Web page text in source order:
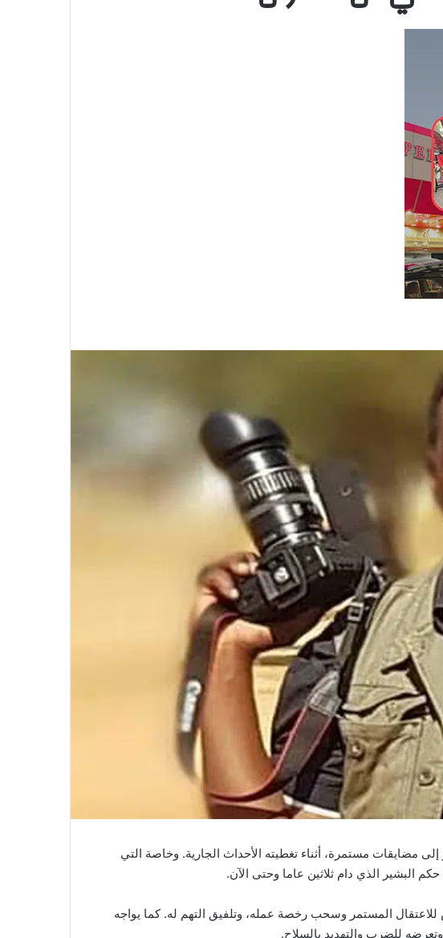
مستمرة، أثناء تغطيته الأحداث الجارية. وخاصة التي
المستمر وسحب رخصة عمله، وتلفيق التهم له. كما يواجه
للضرب والتهديد بالسلاح.